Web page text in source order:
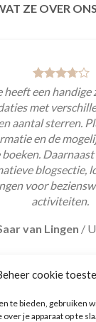
cookie
te bieden, gebruiken
je apparaat op te
ZE OVER
heeft een
met
aantal sterren.
en de
blogsectie,
voor
activiteiten.
van Lingen /